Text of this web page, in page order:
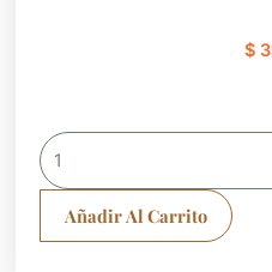
$
Piercing
Ombligo
Tornasol
Añadir Al Carrito